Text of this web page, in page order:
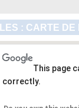
: CARTE DE
This page
correctly.